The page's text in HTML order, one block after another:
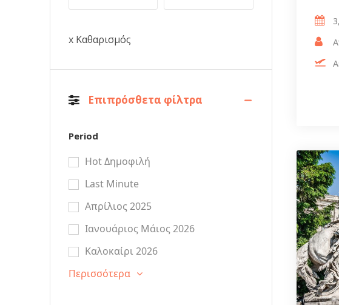
x Καθαρισμός
Επιπρόσθετα φίλτρα
Period
Hot Δημοφιλή
Last Minute
Απρίλιος 2025
Ιανουάριος Μάιος 2026
Καλοκαίρι 2026
Περισσότερα